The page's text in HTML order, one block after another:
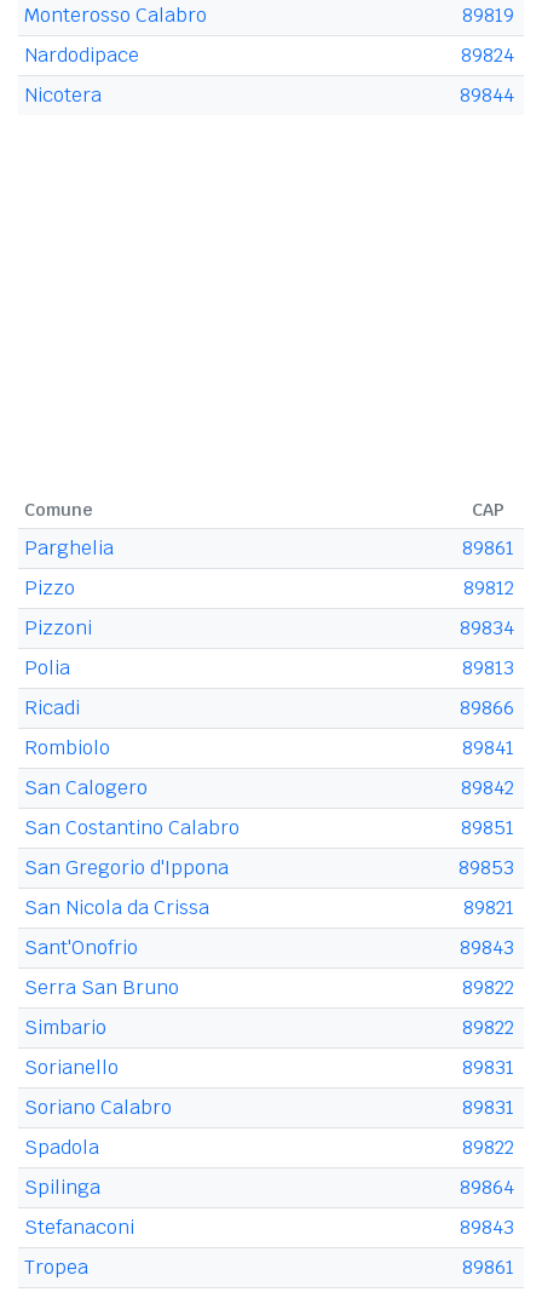
Monterosso Calabro
89819
Nardodipace
89824
Nicotera
89844
Comune CAP
Parghelia
89861
Pizzo
89812
Pizzoni
89834
Polia
89813
Ricadi
89866
Rombiolo
89841
San Calogero
89842
San Costantino Calabro
89851
San Gregorio d'Ippona
89853
San Nicola da Crissa
89821
Sant'Onofrio
89843
Serra San Bruno
89822
Simbario
89822
Sorianello
89831
Soriano Calabro
89831
Spadola
89822
Spilinga
89864
Stefanaconi
89843
Tropea
89861